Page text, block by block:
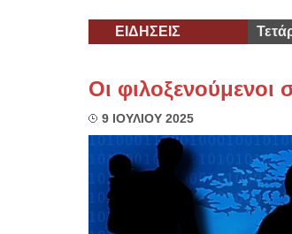
ΕΙΔΗΣΕΙΣ
Οι φιλοξενούμενοι
9 ΙΟΥΛΙΟΥ 2025